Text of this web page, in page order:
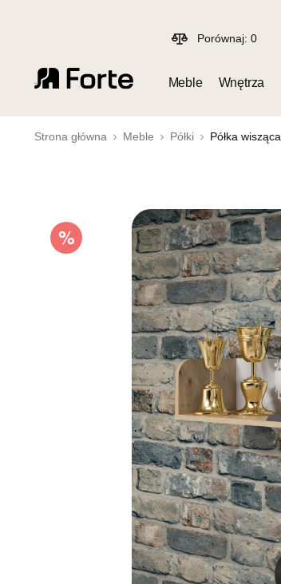
Porównaj: 0
Meble Wnętrza
Strona główna Meble Półki Półka wisząca